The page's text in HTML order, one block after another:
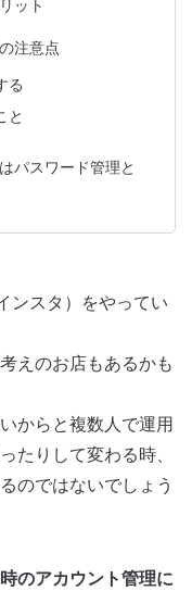
ット
注意点
る
と
パスワード管理と
ンスタ）をやってい
えのお店もあるかも
からと複数人で運用
たりして変わる時、
のではないでしょう
のアカウント管理に